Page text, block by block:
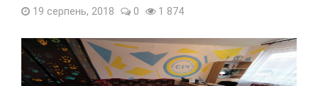
19 серпень, 2018 0 1 874